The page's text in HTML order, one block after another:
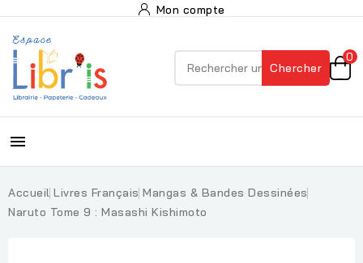
Mon compte
Chercher
0

Accueil Livres Français Mangas & Bandes Dessinées
Naruto Tome 9 : Masashi Kishimoto